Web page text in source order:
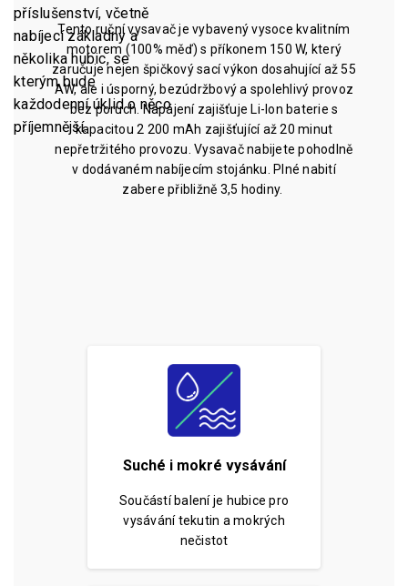
příslušenství, včetně
nabíjecí základny a
několika hubic, se
kterým bude
každodenní úklid o něco
příjemnější.
Tento ruční vysavač je vybavený vysoce kvalitním
motorem (100% měď) s příkonem 150 W, který
zaručuje nejen špičkový sací výkon dosahující až 55
AW, ale i úsporný, bezúdržbový a spolehlivý provoz
bez poruch. Napájení zajišťuje Li-Ion baterie s
kapacitou 2 200 mAh zajišťující až 20 minut
nepřetržitého provozu. Vysavač nabijete pohodlně
v dodávaném nabíjecím stojánku. Plné nabití
zabere přibližně 3,5 hodiny.
Suché i mokré vysávání
Součástí balení je hubice pro
vysávání tekutin a mokrých
nečistot